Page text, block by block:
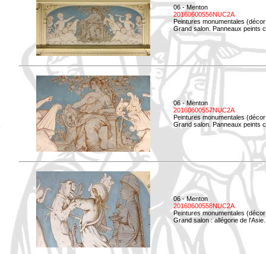
06 - Menton
20160600556NUC2A
Peintures monumentales
Grand salon. Panneaux peints
06 - Menton
20160600557NUC2A
Peintures monumentales
Grand salon. Panneaux peints
06 - Menton
20160600558NUC2A
Peintures monumentales
Grand salon : allégorie de